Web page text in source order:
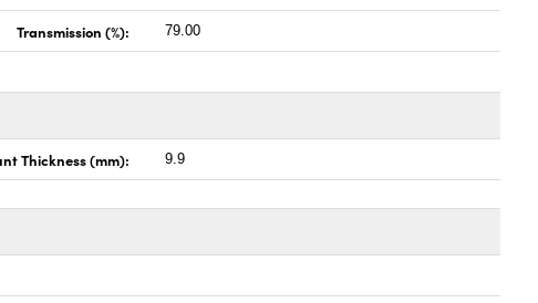
Transmission (%): 79.00
Thickness (mm): 9.9